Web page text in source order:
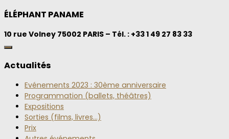
ÉLÉPHANT PANAME
10 rue Volney 75002 PARIS – Tél. : +33 1 49 27 83 33
Actualités
Evénements 2023 : 30ème anniversaire
Programmation (ballets, théâtres)
Expositions
Sorties (films, livres…)
Prix